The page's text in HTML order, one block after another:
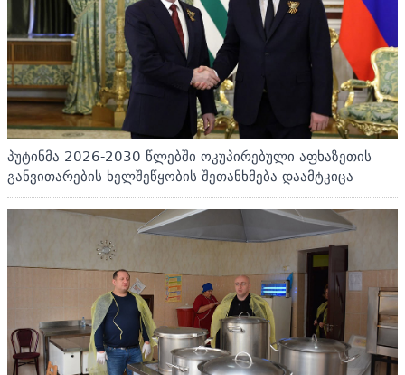
პუტინმა 2026-2030 წლებში ოკუპირებული აფხაზეთის
განვითარების ხელშეწყობის შეთანხმება დაამტკიცა